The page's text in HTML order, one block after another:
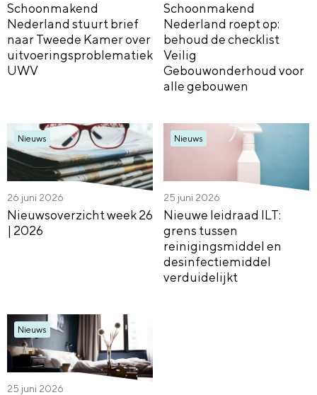
Schoonmakend
Nederland stuurt brief
naar Tweede Kamer over
uitvoeringsproblematiek
UWV
Schoonmakend
Nederland roept op:
behoud de checklist
Veilig
Gebouwonderhoud voor
alle gebouwen
Nieuws
26 juni 2026
Nieuwsoverzicht week 26
| 2026
Nieuws
25 juni 2026
Nieuwe leidraad ILT:
grens tussen
reinigingsmiddel en
desinfectiemiddel
verduidelijkt
Nieuws
25 juni 2026